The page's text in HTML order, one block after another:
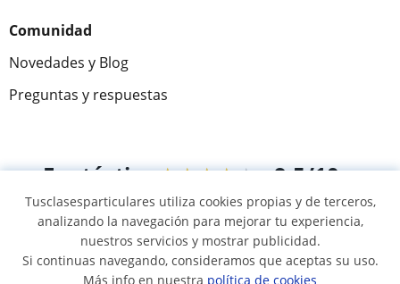
Comunidad
Novedades y Blog
Preguntas y respuestas
Fantástica★★★★★ 9,5/10
305915 opiniones de alumnos
© 2007 - 2026 Tus clases particulares
Tusclasesparticulares utiliza cookies propias y de terceros,
analizando la navegación para mejorar tu experiencia,
nuestros servicios y mostrar publicidad.
Si continuas navegando, consideramos que aceptas su uso.
Más info en nuestra política de cookies